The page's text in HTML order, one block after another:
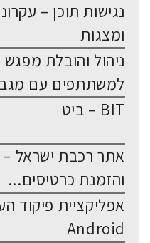
נגישות תוכן –
ומצגות
למשתתפים עם
BIT – ביט
אתר רכבת ישראל –
והזמנת כרטיסים...
אפליקציית פיקוד
Android